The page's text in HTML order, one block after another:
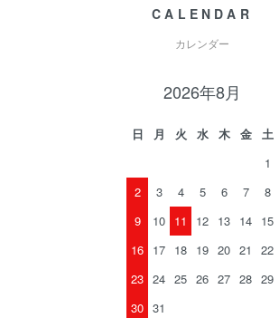
CALENDAR
カレンダー
2026年8月
日 月 火 水 木 金
土
1
2
3 4 5 6 7
8
9
10 11 12 13 14 15
16 17 18 19 20 21
22
23 24 25 26 27 28 29
30 31